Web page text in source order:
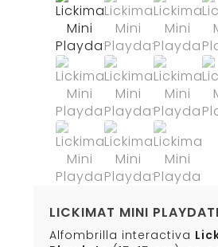
LICKIMAT MINI
Alfombrilla interactiva